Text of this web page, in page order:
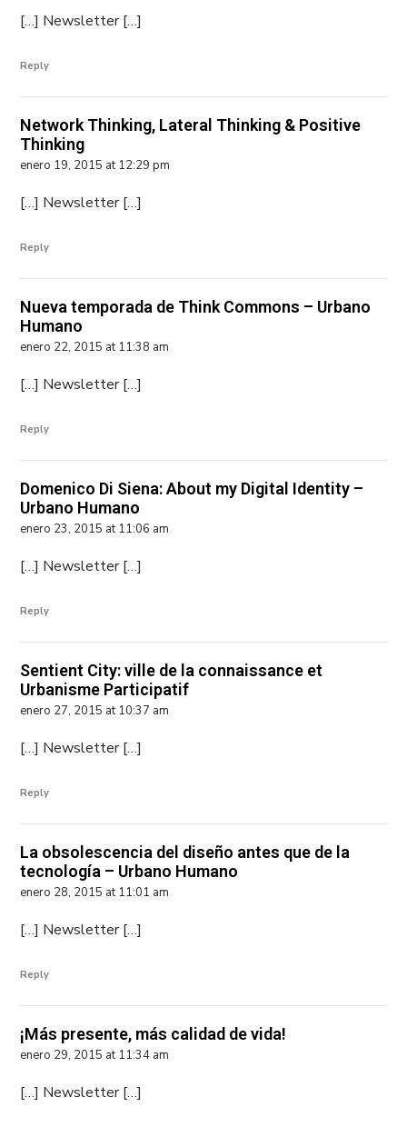
[…] Newsletter […]
Reply
Network Thinking, Lateral Thinking & Positive
Thinking
enero 19, 2015 at 12:29 pm
[…] Newsletter […]
Reply
Nueva temporada de Think Commons – Urbano
Humano
enero 22, 2015 at 11:38 am
[…] Newsletter […]
Reply
Domenico Di Siena: About my Digital Identity –
Urbano Humano
enero 23, 2015 at 11:06 am
[…] Newsletter […]
Reply
Sentient City: ville de la connaissance et
Urbanisme Participatif
enero 27, 2015 at 10:37 am
[…] Newsletter […]
Reply
La obsolescencia del diseño antes que de la
tecnología – Urbano Humano
enero 28, 2015 at 11:01 am
[…] Newsletter […]
Reply
¡Más presente, más calidad de vida!
enero 29, 2015 at 11:34 am
[…] Newsletter […]